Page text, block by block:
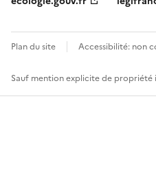
Plan du site Accessibilité: non
Sauf mention explicite de propriété